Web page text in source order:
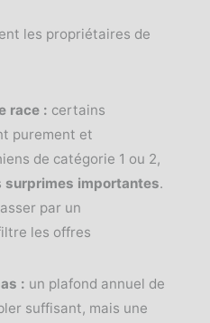
les propriétaires de
race : certains
purement et
de catégorie 1 ou 2,
surprimes importantes.
par un
les offres
: un plafond annuel de
suffisant, mais une